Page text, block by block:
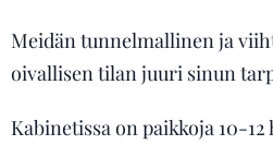
Meidän tunnelmallinen ja
oivallisen tilan juuri sinun
Kabinetissa on paikkoja 10-